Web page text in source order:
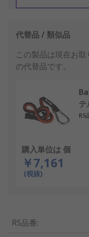
代替品 / 類似品
この製品は現在お取
の代替品です。
テ
RS
購入単位は 個
￥7,161
(税抜)
RS品番: